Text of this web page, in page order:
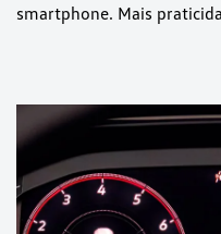
smartphone. Mais